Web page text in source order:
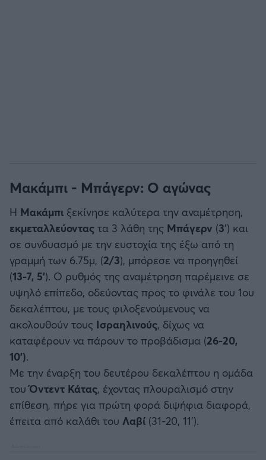
Μακάμπι - Μπάγερν: Ο αγώνας
Η Μακάμπι ξεκίνησε καλύτερα την αναμέτρηση,
εκμεταλλεύοντας τα 3 λάθη της Μπάγερν (3’) και
σε συνδυασμό με την ευστοχία της έξω από τη
γραμμή των 6.75μ, (2/3), μπόρεσε να προηγηθεί
(13-7, 5’). Ο ρυθμός της αναμέτρηση παρέμεινε σε
υψηλό επίπεδο, οδεύοντας προς το φινάλε του 1ου
δεκαλέπτου, με τους φιλοξενούμενους να
ακολουθούν τους Ισραηλινούς, δίχως να
καταφέρουν να πάρουν το προβάδισμα (26-20,
10’).
Με την έναρξη του δευτέρου δεκαλέπτου η ομάδα
τουΌντεντ Κάτας, έχοντας πλουραλισμό στην
επίθεση, πήρε για πρώτη φορά διψήφια διαφορά,
έπειτα από καλάθι του Λαβί (31-20, 11’).